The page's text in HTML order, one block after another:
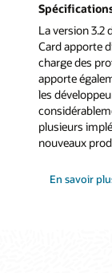
La version 3.2
Card apporte
charge des
apporte
les
plusieurs
nouveaux
En savoir